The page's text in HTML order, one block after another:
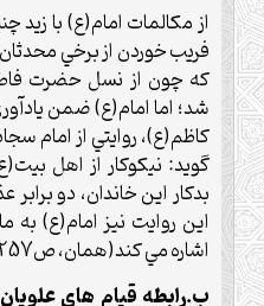
از مکالمات امام(ع) با زيد
فريب خوردن از برخي
که چون از نسل حضرت
شد؛ اما امام(ع) ضمن
کاظم(ع)، روايتي از امام
گويد: نيکوکار از اهل
بدکار اين خاندان، دو
اين روايت نيز امام(ع) به
اشاره مي کند(همان، ص257).
ب.رابطه قيام هاي